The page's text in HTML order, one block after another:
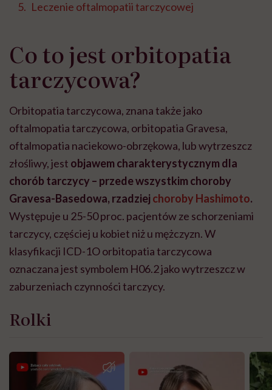
Leczenie oftalmopatii tarczycowej
Co to jest orbitopatia
tarczycowa?
Orbitopatia tarczycowa, znana także jako
oftalmopatia tarczycowa, orbitopatia Gravesa,
oftalmopatia naciekowo-obrzękowa, lub wytrzeszcz
złośliwy, jest objawem charakterystycznym dla
chorób tarczycy – przede wszystkim choroby
Gravesa-Basedowa, rzadziej choroby Hashimoto.
Występuje u 25-50 proc. pacjentów ze schorzeniami
tarczycy, częściej u kobiet niż u mężczyzn. W
klasyfikacji ICD-1O orbitopatia tarczycowa
oznaczana jest symbolem H06.2 jako wytrzeszcz w
zaburzeniach czynności tarczycy.
Rolki